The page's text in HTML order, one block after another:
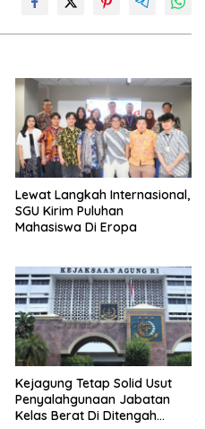
Lewat Langkah Internasional,
SGU Kirim Puluhan
Mahasiswa Di Eropa
Kejagung Tetap Solid Usut
Penyalahgunaan Jabatan
Kelas Berat Di Ditengah